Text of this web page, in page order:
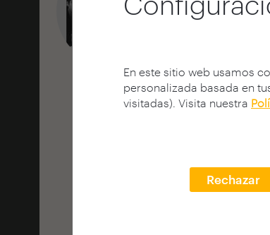
En este sitio web usamos
personalizada basada en
visitadas). Visita nuestra
Rechazar
E.T.S. A - A